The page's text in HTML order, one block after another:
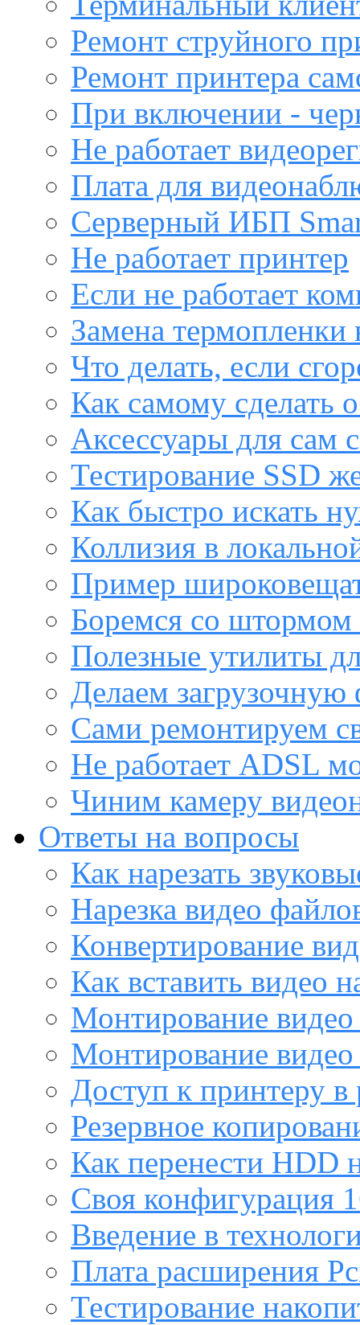
Ремонт струйного
Ремонт принтера
При включении -
Не работает
Плата для
Серверный ИБП
Не работает принтер
Если не работает
Замена термопленки
Что делать, если
Как самому сделать
Аксессуары для сам
Тестирование SSD
Как быстро искать
Коллизия в
Пример
Боремся со штормом
Полезные утилиты
Делаем
Сами ремонтируем
Не работает ADSL
Чиним камеру
Ответы на вопросы
Как нарезать
Нарезка видео
Конвертирование
Как вставить видео
Монтирование видео
Монтирование
Доступ к принтеру в
Резервное
Как перенести HDD
Своя конфигурация
Введение в
Плата расширения
Тестирование